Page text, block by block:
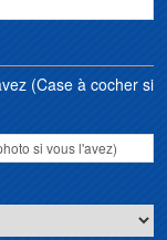
(Case à cocher si